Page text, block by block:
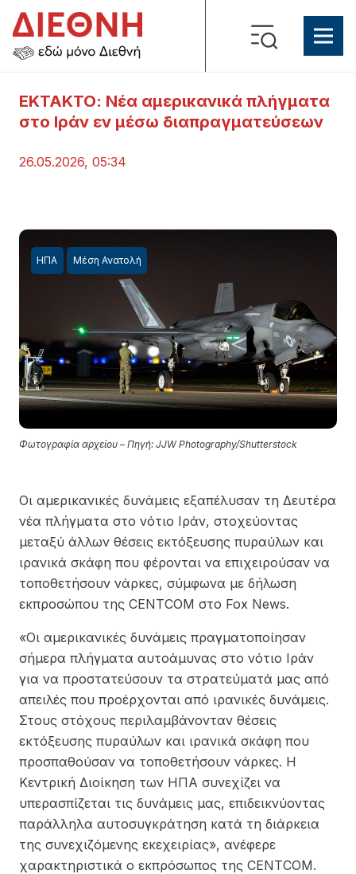
ΕΚΤΑΚΤΟ: Νέα αμερικανικά πλήγματα
στο Ιράν εν μέσω διαπραγματεύσεων
26.05.2026, 05:34
Φωτογραφία αρχείου – Πηγή: JJW Photography/Shutterstock
ΗΠΑ Μέση Ανατολή
Οι αμερικανικές δυνάμεις εξαπέλυσαν τη Δευτέρα
νέα πλήγματα στο νότιο Ιράν, στοχεύοντας
μεταξύ άλλων θέσεις εκτόξευσης πυραύλων και
ιρανικά σκάφη που φέρονται να επιχειρούσαν να
τοποθετήσουν νάρκες, σύμφωνα με δήλωση
εκπροσώπου της CENTCOM στο Fox News.
«Οι αμερικανικές δυνάμεις πραγματοποίησαν
σήμερα πλήγματα αυτοάμυνας στο νότιο Ιράν
για να προστατεύσουν τα στρατεύματά μας από
απειλές που προέρχονται από ιρανικές δυνάμεις.
Στους στόχους περιλαμβάνονταν θέσεις
εκτόξευσης πυραύλων και ιρανικά σκάφη που
προσπαθούσαν να τοποθετήσουν νάρκες. Η
Κεντρική Διοίκηση των ΗΠΑ συνεχίζει να
υπερασπίζεται τις δυνάμεις μας, επιδεικνύοντας
παράλληλα αυτοσυγκράτηση κατά τη διάρκεια
της συνεχιζόμενης εκεχειρίας», ανέφερε
χαρακτηριστικά ο εκπρόσωπος της CENTCOM.